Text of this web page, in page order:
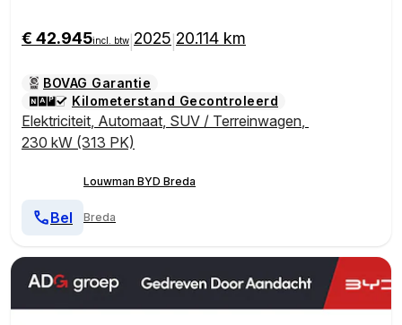
€ 42.945incl. btw 2025 20.114 km
BOVAG Garantie
Kilometerstand Gecontroleerd
Elektriciteit, Automaat, SUV / Terreinwagen,
230 kW (313 PK)
Louwman BYD Breda
Breda
Bel